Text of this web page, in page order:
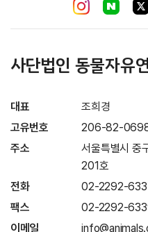
사단법인 동물자유
대표
조희경
고유번호
206-82-
주소
서울특별시 중
201호
전화
02-2292-
팩스
02-2292-
이메일